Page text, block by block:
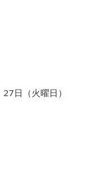
日（火曜日）